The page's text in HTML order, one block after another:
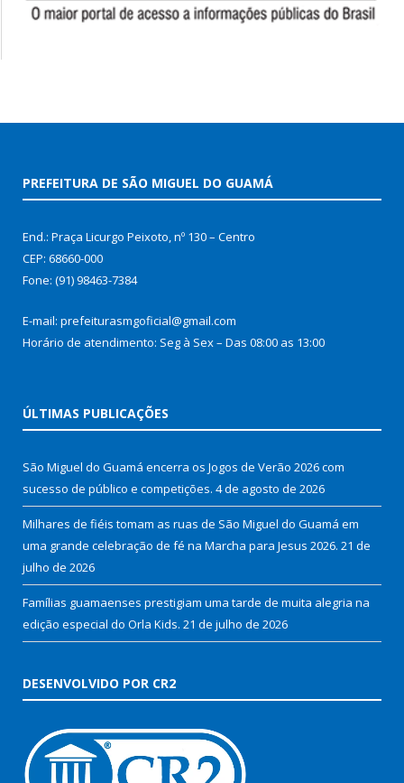
PREFEITURA DE SÃO MIGUEL DO GUAMÁ
End.: Praça Licurgo Peixoto, nº 130 – Centro
CEP: 68660-000
Fone: (91) 98463-7384
E-mail: prefeiturasmgoficial@gmail.com
Horário de atendimento: Seg à Sex – Das 08:00 as 13:00
ÚLTIMAS PUBLICAÇÕES
São Miguel do Guamá encerra os Jogos de Verão 2026 com
sucesso de público e competições. 4 de agosto de 2026
Milhares de fiéis tomam as ruas de São Miguel do Guamá em
uma grande celebração de fé na Marcha para Jesus 2026. 21 de
julho de 2026
Famílias guamaenses prestigiam uma tarde de muita alegria na
edição especial do Orla Kids. 21 de julho de 2026
DESENVOLVIDO POR CR2